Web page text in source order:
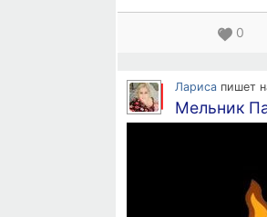
0
Лариса пишет
Мельник